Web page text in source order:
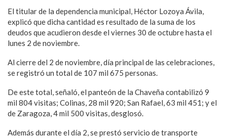
El titular de la dependencia municipal, Héctor Lozoya Ávila,
explicó que dicha cantidad es resultado de la suma de los
deudos que acudieron desde el viernes 30 de octubre hasta el
lunes 2 de noviembre.
Al cierre del 2 de noviembre, día principal de las celebraciones,
se registró un total de 107 mil 675 personas.
De este total, señaló, el panteón de la Chaveña contabilizó 9
mil 804 visitas; Colinas, 28 mil 920; San Rafael, 63 mil 451; y el
de Zaragoza, 4 mil 500 visitas, desglosó.
Además durante el día 2, se prestó servicio de transporte